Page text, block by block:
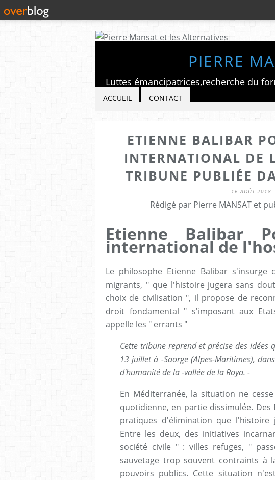
PIERRE
ACCUEIL CONTACT
ETIENNE BALIBAR
INTERNATIONAL DE
TRIBUNE PUBLIÉE
16 AOÛT 2018
Rédigé par Pierre MANSAT et
Etienne Balibar
international de
Le philosophe Etienne Balibar s'insurge
migrants, " que l'histoire jugera sans
choix de civilisation ", il propose de
droit fondamental " s'imposant aux
appelle les " errants "
Cette tribune reprend et précise des idées
13 juillet à -Saorge (Alpes-Maritimes),
d'humanité de la -vallée de la Roya. -
En Méditerranée, la situation ne
quotidienne, en partie dissimulée.
pratiques d'élimination que l'histoire
Entre les deux, des initiatives
société civile " : villes refuges, "
sauvetage trop souvent contraints à
pouvoirs publics. Cette situation